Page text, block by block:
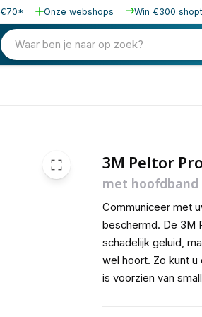
€70* Onze webshops Win €300
Waar ben je naar op zoek?
3M Peltor
met hoofdband
Communiceer met
beschermd. De 3M
schadelijk geluid,
wel hoort. Zo kunt
is voorzien van
97,98 excl. btw
118,56 incl. btw